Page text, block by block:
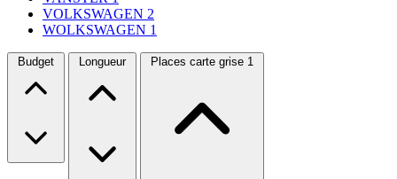
VOLKSWAGEN 2
WOLKSWAGEN 1
Budget Longueur Places carte grise 1